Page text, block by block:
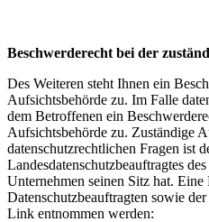
Beschwerderecht bei der
Des Weiteren steht Ihnen ein
Aufsichtsbehörde zu. Im Falle
dem Betroffenen ein
Aufsichtsbehörde zu. Zuständige
datenschutzrechtlichen Fragen ist
Landesdatenschutzbeauftragtes
Unternehmen seinen Sitz hat. Eine
Datenschutzbeauftragten sowie
Link entnommen werden: